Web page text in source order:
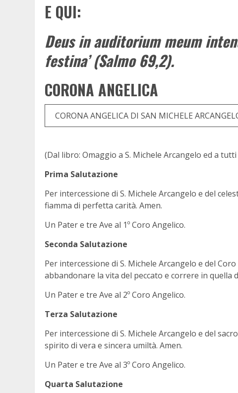
E QUI:
Deus in auditorium meum
festina’ (Salmo 69,2).
CORONA ANGELICA
CORONA ANGELICA DI SAN MICHELE
(Dal libro: Omaggio a S. Michele Arcangelo ed a
Prima Salutazione
Per intercessione di S. Michele Arcangelo e del
fiamma di perfetta carità. Amen.
Un Pater e tre Ave al 1º Coro Angelico.
Seconda Salutazione
Per intercessione di S. Michele Arcangelo e del
abbandonare la vita del peccato e correre in quella
Un Pater e tre Ave al 2º Coro Angelico.
Terza Salutazione
Per intercessione di S. Michele Arcangelo e del
spirito di vera e sincera umiltà. Amen.
Un Pater e tre Ave al 3º Coro Angelico.
Quarta Salutazione